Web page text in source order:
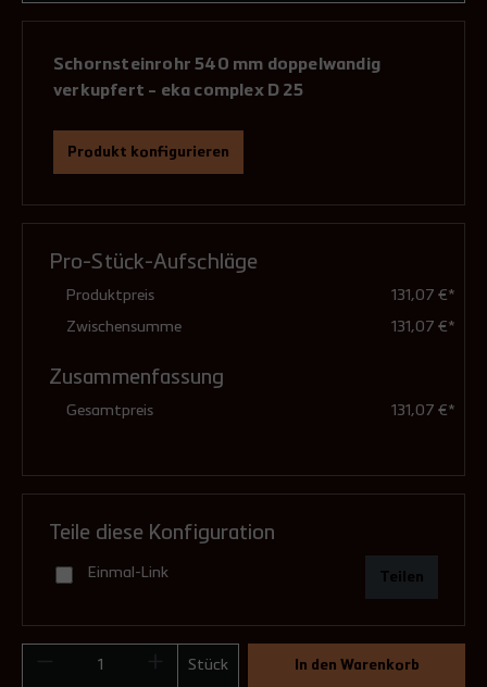
Schornsteinrohr 540 mm doppelwandig
verkupfert - eka complex D 25
Produkt konfigurieren
druckdicht (mit Dichtungen)
Bauteilen ist ein Klemmband erforderlich.
Bei Auswahl "mit Klemmband" liefern wir dieses
gleich mit.
ohne Klemmband
Pro-Stück-Aufschläge
Produktpreis 131,07 €*
Zwischensumme 131,07 €*
Zusammenfassung
Gesamtpreis 131,07 €*
Teile diese Konfiguration
Einmal-Link Teilen
Stück In den Warenkorb